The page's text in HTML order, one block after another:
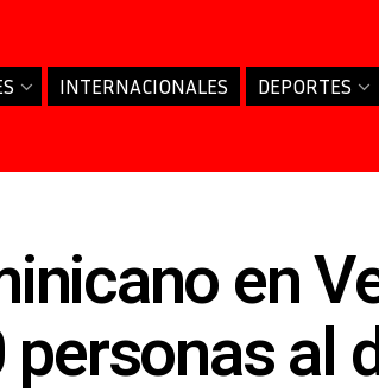
INTERNACIONALES DEPORTES
en
al